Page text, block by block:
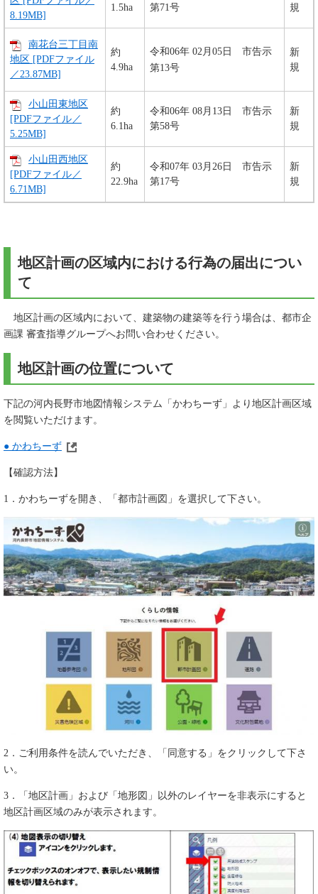
8.19MB]
1.5ha
第71号
規
南花台三丁目南
地区 [PDFファイル
／23.87MB]
約
4.9ha
令和06年 02月05日 市告示
第13号
新
規
小山田東地区
[PDFファイル／
5.25MB]
約
6.1ha
令和06年 08月13日 市告示
第58号
新
規
小山田西地区
[PDFファイル／
6.71MB]
約
22.9ha
令和07年 03月26日 市告示
第17号
新
規
地区計画の区域内における行為の届出につい
て
地区計画の区域内において、建築物の建築等を行う場合は、都市企
画課 審査指導グループへお問い合わせください。
地区計画の位置について
下記の河内長野市地図情報システム「かわちーず」より地区計画区域
を閲覧いただけます。
● かわちーず
【確認方法】
1．かわちーずを開き、「都市計画図」を選択して下さい。
2．ご利用条件を読んでいただき、「同意する」をクリックして下さ
い。
3．「地区計画」および「地形図」以外のレイヤーを非表示にすると
地区計画区域のみが表示されます。